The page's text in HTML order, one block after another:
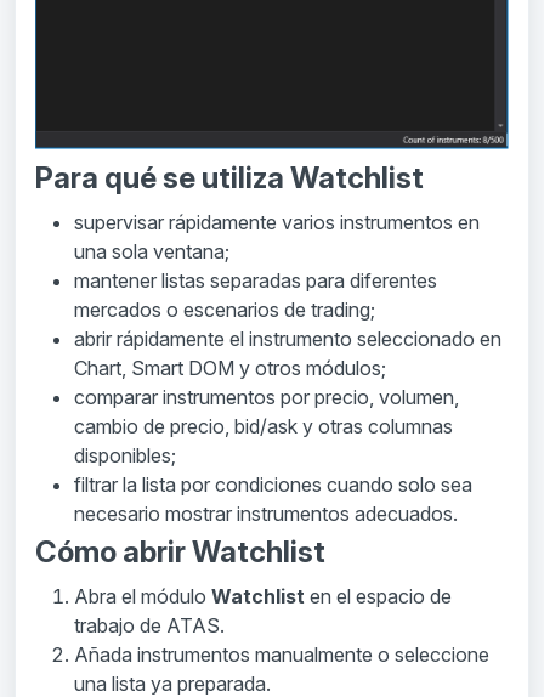
Para qué se utiliza Watchlist
supervisar rápidamente varios instrumentos en
una sola ventana;
mantener listas separadas para diferentes
mercados o escenarios de trading;
abrir rápidamente el instrumento seleccionado en
Chart, Smart DOM y otros módulos;
comparar instrumentos por precio, volumen,
cambio de precio, bid/ask y otras columnas
disponibles;
filtrar la lista por condiciones cuando solo sea
necesario mostrar instrumentos adecuados.
Cómo abrir Watchlist
Abra el módulo Watchlist en el espacio de
trabajo de ATAS.
Añada instrumentos manualmente o seleccione
una lista ya preparada.